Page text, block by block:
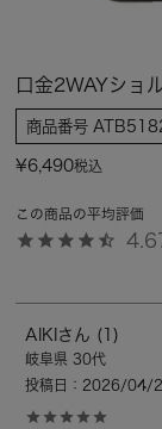
口金2WAYショ
商品番号
¥6,490税込
AIKI 1
岐阜県 30代
投稿日
2026/04/